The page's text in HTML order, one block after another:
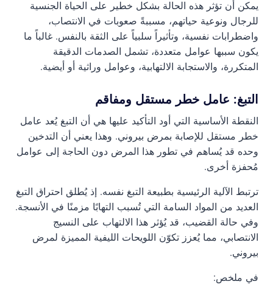
يمكن أن تؤثر هذه الحالة بشكل خطير على الحياة الجنسية
للرجال ونوعية حياتهم، مسببةً صعوبات في الانتصاب،
واضطرابات نفسية، وتأثيراً سلبياً على الثقة بالنفس. غالباً ما
يكون سببها عوامل متعددة، تشمل الصدمات الدقيقة
المتكررة، والاستجابة الالتهابية، وعوامل وراثية أو أيضية.
التبغ: عامل خطر مستقل ومفاقم
النقطة الأساسية التي أود التأكيد عليها هي أن التبغ يُعد عامل
خطر مستقل للإصابة بمرض بيروني. وهذا يعني أن التدخين
وحده قد يُساهم في تطور هذا المرض دون الحاجة إلى عوامل
مُحفزة أخرى.
ترتبط الآلية الرئيسية بطبيعة التبغ نفسه. إذ يُطلق احتراق التبغ
العديد من المواد السامة التي تُسبب التهابًا مزمنًا في الأنسجة.
وفي حالة القضيب، قد يُؤثر هذا الالتهاب على النسيج
الانتصابي، مما يُعزز تكوّن اللويحات الليفية المميزة لمرض
بيروني.
في ملخص: